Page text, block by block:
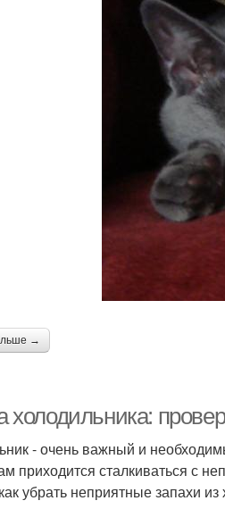
→
холодильника:
- очень важный и
приходится сталкиваться с
убрать неприятные запахи из